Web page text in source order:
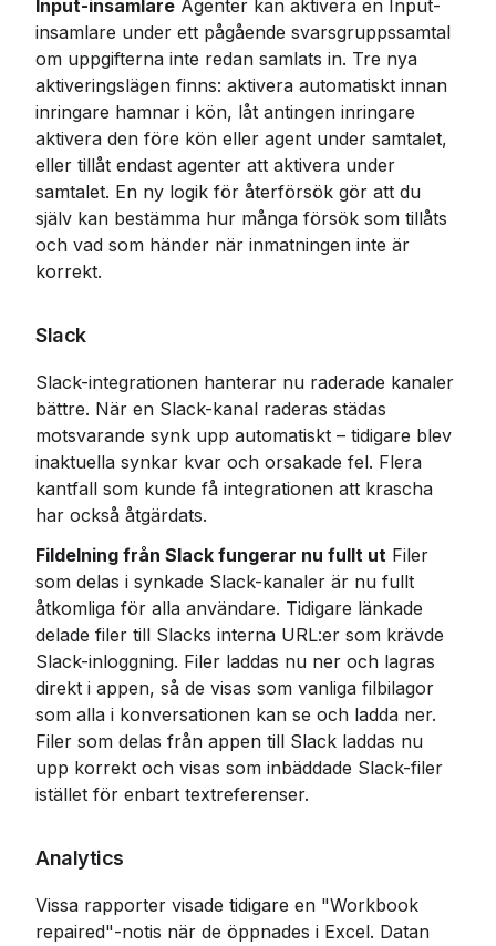
Input-insamlare Agenter kan aktivera en Input-
insamlare under ett pågående svarsgruppssamtal
om uppgifterna inte redan samlats in. Tre nya
aktiveringslägen finns: aktivera automatiskt innan
inringare hamnar i kön, låt antingen inringare
aktivera den före kön eller agent under samtalet,
eller tillåt endast agenter att aktivera under
samtalet. En ny logik för återförsök gör att du
själv kan bestämma hur många försök som tillåts
och vad som händer när inmatningen inte är
korrekt.
Slack
Slack-integrationen hanterar nu raderade kanaler
bättre. När en Slack-kanal raderas städas
motsvarande synk upp automatiskt – tidigare blev
inaktuella synkar kvar och orsakade fel. Flera
kantfall som kunde få integrationen att krascha
har också åtgärdats.
Fildelning från Slack fungerar nu fullt ut Filer
som delas i synkade Slack-kanaler är nu fullt
åtkomliga för alla användare. Tidigare länkade
delade filer till Slacks interna URL:er som krävde
Slack-inloggning. Filer laddas nu ner och lagras
direkt i appen, så de visas som vanliga filbilagor
som alla i konversationen kan se och ladda ner.
Filer som delas från appen till Slack laddas nu
upp korrekt och visas som inbäddade Slack-filer
istället för enbart textreferenser.
Analytics
Vissa rapporter visade tidigare en "Workbook
repaired"-notis när de öppnades i Excel. Datan